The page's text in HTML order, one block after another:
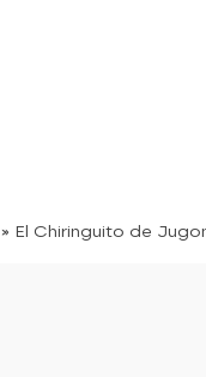
» El Chiringuito de